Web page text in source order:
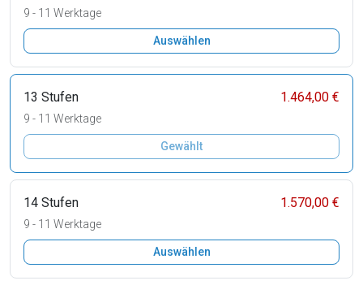
9 - 11 Werktage
Auswählen
13 Stufen 1.464,00 €
9 - 11 Werktage
Gewählt
14 Stufen 1.570,00 €
9 - 11 Werktage
Auswählen